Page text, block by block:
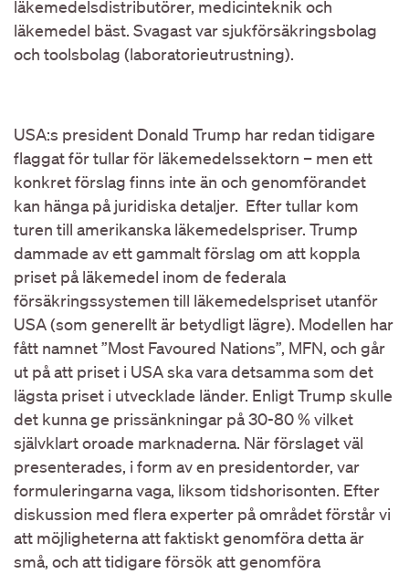
läkemedelsdistributörer, medicinteknik och
läkemedel bäst. Svagast var sjukförsäkringsbolag
och toolsbolag (laboratorieutrustning).
USA:s president Donald Trump har redan tidigare
flaggat för tullar för läkemedelssektorn – men ett
konkret förslag finns inte än och genomförandet
kan hänga på juridiska detaljer. Efter tullar kom
turen till amerikanska läkemedelspriser. Trump
dammade av ett gammalt förslag om att koppla
priset på läkemedel inom de federala
försäkringssystemen till läkemedelspriset utanför
USA (som generellt är betydligt lägre). Modellen har
fått namnet ”Most Favoured Nations”, MFN, och går
ut på att priset i USA ska vara detsamma som det
lägsta priset i utvecklade länder. Enligt Trump skulle
det kunna ge prissänkningar på 30-80 % vilket
självklart oroade marknaderna. När förslaget väl
presenterades, i form av en presidentorder, var
formuleringarna vaga, liksom tidshorisonten. Efter
diskussion med flera experter på området förstår vi
att möjligheterna att faktiskt genomföra detta är
små, och att tidigare försök att genomföra